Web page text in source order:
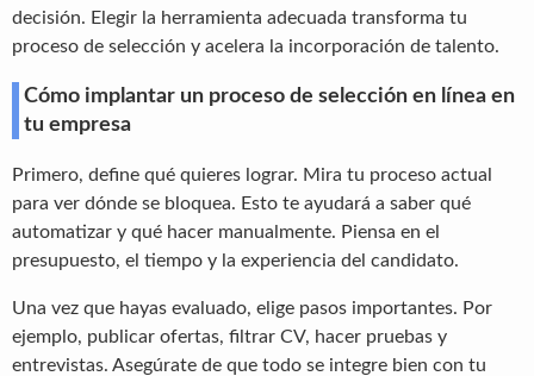
decisión. Elegir la herramienta adecuada transforma tu
proceso de selección y acelera la incorporación de talento.
Cómo implantar un proceso de selección en línea en
tu empresa
Primero, define qué quieres lograr. Mira tu proceso actual
para ver dónde se bloquea. Esto te ayudará a saber qué
automatizar y qué hacer manualmente. Piensa en el
presupuesto, el tiempo y la experiencia del candidato.
Una vez que hayas evaluado, elige pasos importantes. Por
ejemplo, publicar ofertas, filtrar CV, hacer pruebas y
entrevistas. Asegúrate de que todo se integre bien con tu